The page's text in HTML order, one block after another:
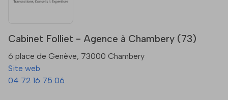
Cabinet Folliet - Agence à Chambery (73)
6 place de Genève, 73000 Chambery
Site web
04 72 16 75 06